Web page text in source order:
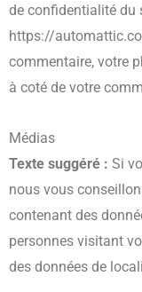
de confidentialité du
https://
commentaire, votre
à coté de votre
Médias
Texte suggéré : Si
nous vous
contenant des
personnes visitant
des données de